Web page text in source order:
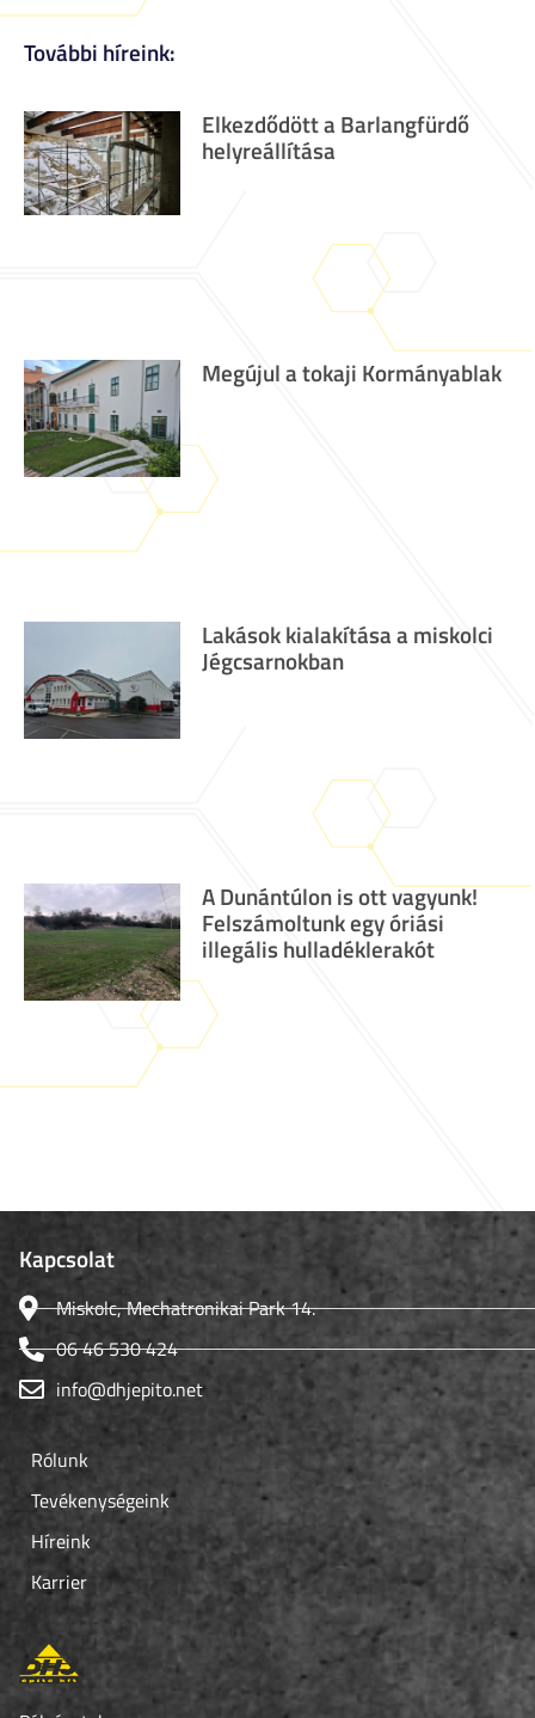
További híreink:
Elkezdődött a Barlangfürdő
helyreállítása
Megújul a tokaji Kormányablak
Lakások kialakítása a miskolci
Jégcsarnokban
A Dunántúlon is ott vagyunk!
Felszámoltunk egy óriási
illegális hulladéklerakót
Kapcsolat
Miskolc, Mechatronikai Park 14.
06 46 530 424
info@dhjepito.net
Rólunk
Tevékenységeink
Híreink
Karrier